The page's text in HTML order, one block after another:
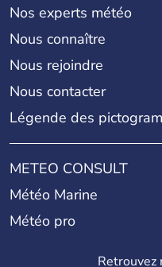
Nos experts météo
Nous connaître
Nous rejoindre
Nous contacter
Légende des
METEO CONSULT
Météo Marine
Météo pro
Retrouvez